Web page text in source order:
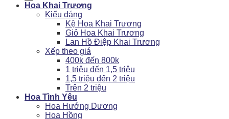
Hoa Khai Trương
Kiểu dáng
Kệ Hoa Khai Trương
Giỏ Hoa Khai Trương
Lan Hồ Điệp Khai Trương
Xếp theo giá
400k đến 800k
1 triệu đến 1,5 triệu
1,5 triệu đến 2 triệu
Trên 2 triệu
Hoa Tình Yêu
Hoa Hướng Dương
Hoa Hồng